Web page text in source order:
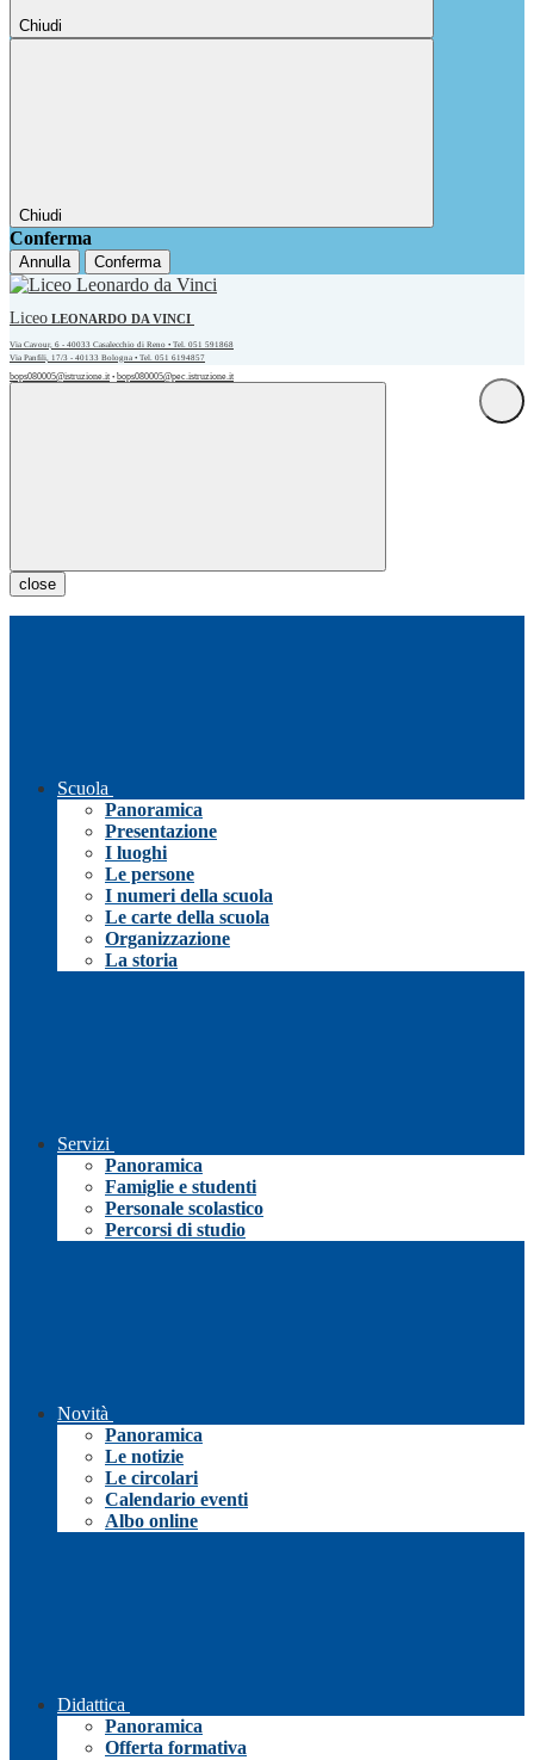
Chiudi
Chiudi
Conferma
Annulla Conferma
Liceo LEONARDO DA VINCI
Via Cavour, 6 - 40033 Casalecchio di Reno • Tel. 051 591868
Via Panfili, 17/3 - 40133 Bologna • Tel. 051 6194857
bops080005@istruzione.it • bops080005@pec.istruzione.it
close
Scuola
Panoramica
Presentazione
I luoghi
Le persone
I numeri della scuola
Le carte della scuola
Organizzazione
La storia
Servizi
Panoramica
Famiglie e studenti
Personale scolastico
Percorsi di studio
Novità
Panoramica
Le notizie
Le circolari
Calendario eventi
Albo online
Didattica
Panoramica
Offerta formativa